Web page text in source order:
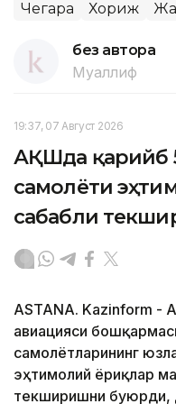
Чегара Хориж
без автора
Муаллиф
19:37, 07 Август 2026
АҚШда қарийб
самолёти
сабабли
ASTANA. Kazinform
авиацияси
самолётларининг
эҳтимолий ёриқлар
текширишни буюрди,